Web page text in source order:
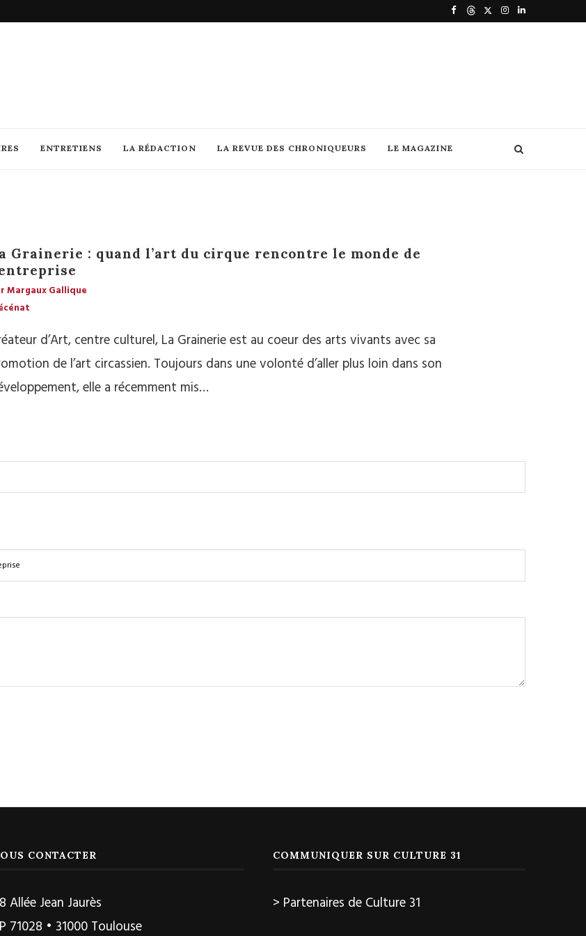
ENTRETIENS LA RÉDACTION LA REVUE DES CHRONIQUEURS LE MAGAZINE
Grainerie : quand l’art du cirque rencontre le monde de
Margaux Gallique
d’Art, centre culturel, La Grainerie est au coeur des arts vivants avec sa
de l’art circassien. Toujours dans une volonté d’aller plus loin dans son
elle a récemment mis…
CONTACTER
Allée Jean Jaurès
71028 • 31000 Toulouse
COMMUNIQUER SUR CULTURE 31
> Partenaires de Culture 31